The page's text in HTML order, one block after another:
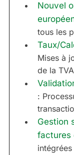
Nouvel
tous les
Taux/
Mises à
de la
:
Gestion
factures